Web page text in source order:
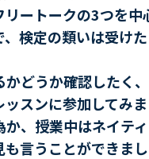
ートークの3つを中
検定の類いは受けた
どうか確認したく
スンに参加してみ
、授業中はネイテ
言うことができま